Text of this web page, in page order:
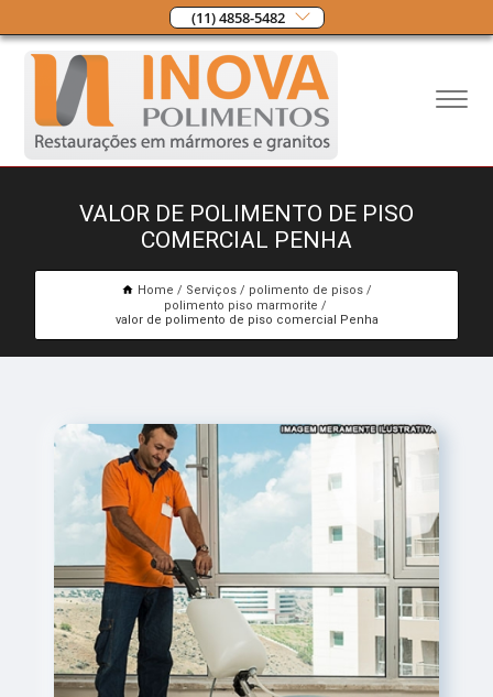
(11) 4858-5482
VALOR DE POLIMENTO DE PISO
COMERCIAL PENHA
Home Serviços
polimento de pisos
polimento piso marmorite
valor de polimento de piso comercial Penha